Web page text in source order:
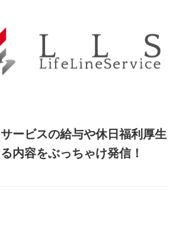
ービスの給与や休日福利厚生
内容をぶっちゃけ発信！